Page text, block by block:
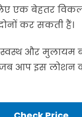
एक बेहतर
कर सकती हैं।
और मुलायम
जब आप इस लोशन